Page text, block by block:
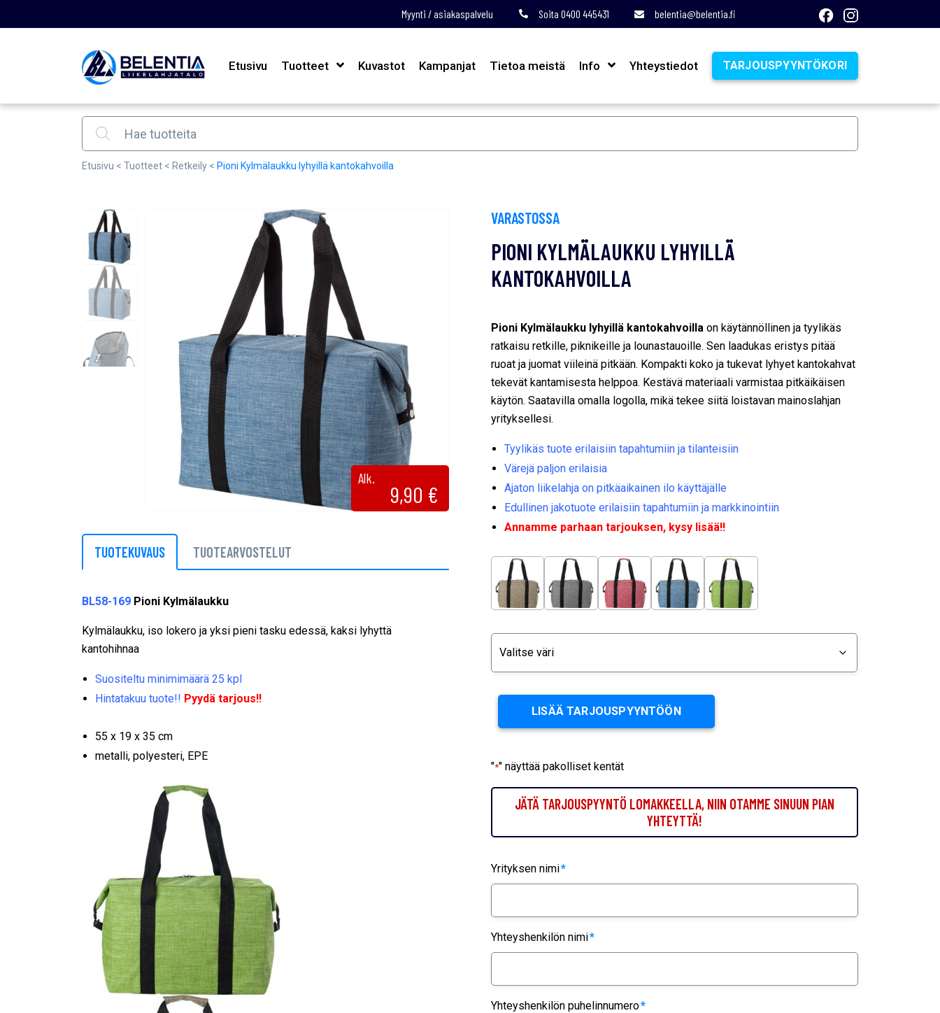
Myynti / asiakaspalvelu Soita 0400 445431 belentia@belentia.fi
Etusivu Tuotteet Kuvastot Kampanjat Tietoa meistä Info Yhteystiedot TARJOUSPYYNTÖKORI
Products search
Etusivu < Tuotteet < Retkeily < Pioni Kylmälaukku lyhyillä kantokahvoilla
Alk.
9,90 €
TUOTEKUVAUS TUOTEARVOSTELUT
BL58-169 Pioni Kylmälaukku
Kylmälaukku, iso lokero ja yksi pieni tasku edessä, kaksi lyhyttä
kantohihnaa
Suositeltu minimimäärä 25 kpl
Hintatakuu tuote!! Pyydä tarjous!!
55 x 19 x 35 cm
metalli, polyesteri, EPE
VARASTOSSA
PIONI KYLMÄLAUKKU LYHYILLÄ
KANTOKAHVOILLA
Pioni Kylmälaukku lyhyillä kantokahvoilla on käytännöllinen ja tyylikäs
ratkaisu retkille, piknikeille ja lounastauoille. Sen laadukas eristys pitää
ruoat ja juomat viileinä pitkään. Kompakti koko ja tukevat lyhyet kantokahvat
tekevät kantamisesta helppoa. Kestävä materiaali varmistaa pitkäikäisen
käytön. Saatavilla omalla logolla, mikä tekee siitä loistavan mainoslahjan
yrityksellesi.
Tyylikäs tuote erilaisiin tapahtumiin ja tilanteisiin
Värejä paljon erilaisia
Ajaton liikelahja on pitkäaikainen ilo käyttäjälle
Edullinen jakotuote erilaisiin tapahtumiin ja markkinointiin
Annamme parhaan tarjouksen, kysy lisää!!
LISÄÄ TARJOUSPYYNTÖÖN
"*" näyttää pakolliset kentät
JÄTÄ TARJOUSPYYNTÖ LOMAKKEELLA, NIIN OTAMME SINUUN PIAN
YHTEYTTÄ!
Yrityksen nimi*
Yhteyshenkilön nimi*
Yhteyshenkilön puhelinnumero*